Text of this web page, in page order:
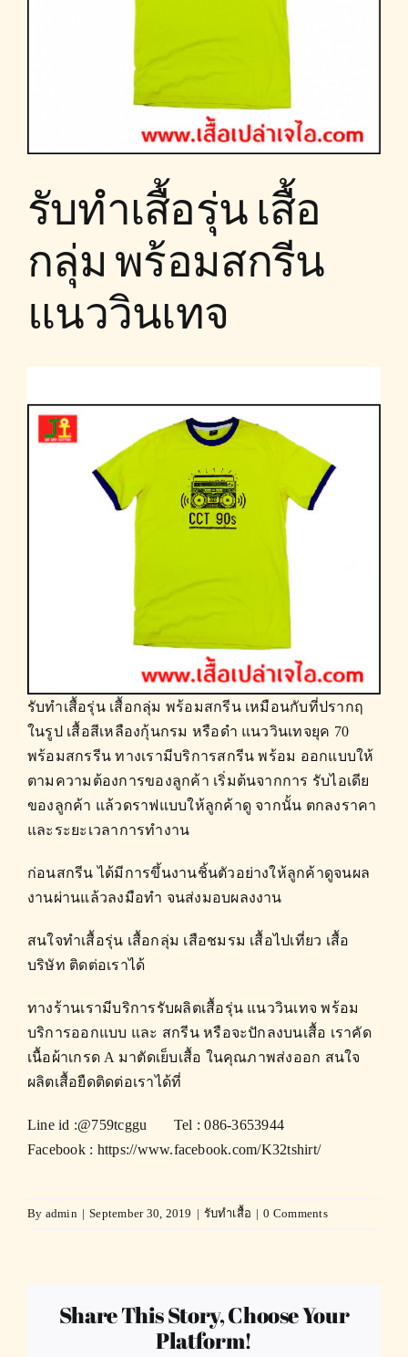
รับทำเสื้อรุ่น เสื้อ
กลุ่ม พร้อมสกรีน
แนววินเทจ
รับทำเสื้อรุ่นเสื้อกลุ่ม พร้อมสกรีน เหมือนกับที่ปรากฤ
ในรูป เสื้อสีเหลืองกุ้นกรม หรือดำ แนววินเทจยุค 70
พร้อมสกรรีน ทางเรามีบริการสกรีน พร้อม ออกแบบให้
ตามความต้องการของลูกค้า เริ่มต้นจากการ รับไอเดีย
ของลูกค้า แล้วดราฟแบบให้ลูกค้าดู จากนั้น ตกลงราคา
และระยะเวลาการทำงาน
ก่อนสกรีน ได้มีการขึ้นงานชิ้นตัวอย่างให้ลูกค้าดูจนผล
งานผ่านแล้วลงมือทำ จนส่งมอบผลงงาน
สนใจทำเสื้อรุ่น เสื้อกลุ่ม เสือชมรม เสื้อไปเที่ยว เสื้อ
บริษัท ติดต่อเราได้
ทางร้านเรามีบริการรับผลิตเสื้อรุ่น แนววินเทจ พร้อม
บริการออกแบบ และ สกรีน หรือจะปักลงบนเสื้อ เราคัด
เนื้อผ้าเกรด A มาตัดเย็บเสื้อ ในคุณภาพส่งออก สนใจ
ผลิตเสื้อยืดติดต่อเราได้ที่
Line id :@759tcggu Tel : 086-3653944
Facebook : https://www.facebook.com/K32tshirt/
By admin | September 30, 2019 | รับทำเสื้อ | 0 Comments
Share This Story, Choose Your
Platform!